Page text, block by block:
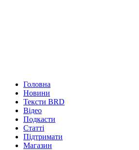
Головна
Новини
Тексти BRD
Відео
Подкасти
Статті
Підтримати
Магазин